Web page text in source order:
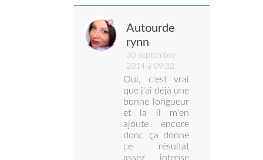
Autourde
rynn
30 septembre
2014 à 09:32
Oui, c'est vrai
que j'ai déjà une
bonne longueur
et la il m'en
ajoute encore
donc ça donne
ce résultat
assez intense